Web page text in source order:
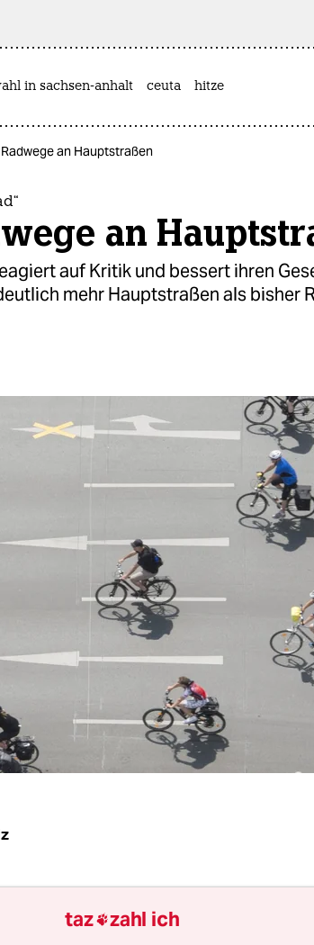
in sachsen-anhalt ceuta hitze
an Hauptstraßen
an
auf Kritik und bessert ihren
mehr Hauptstraßen als bisher
Fahrrad“ hat ihren
ihrer Darstellung sollen an weit mehr
taz zahl ich